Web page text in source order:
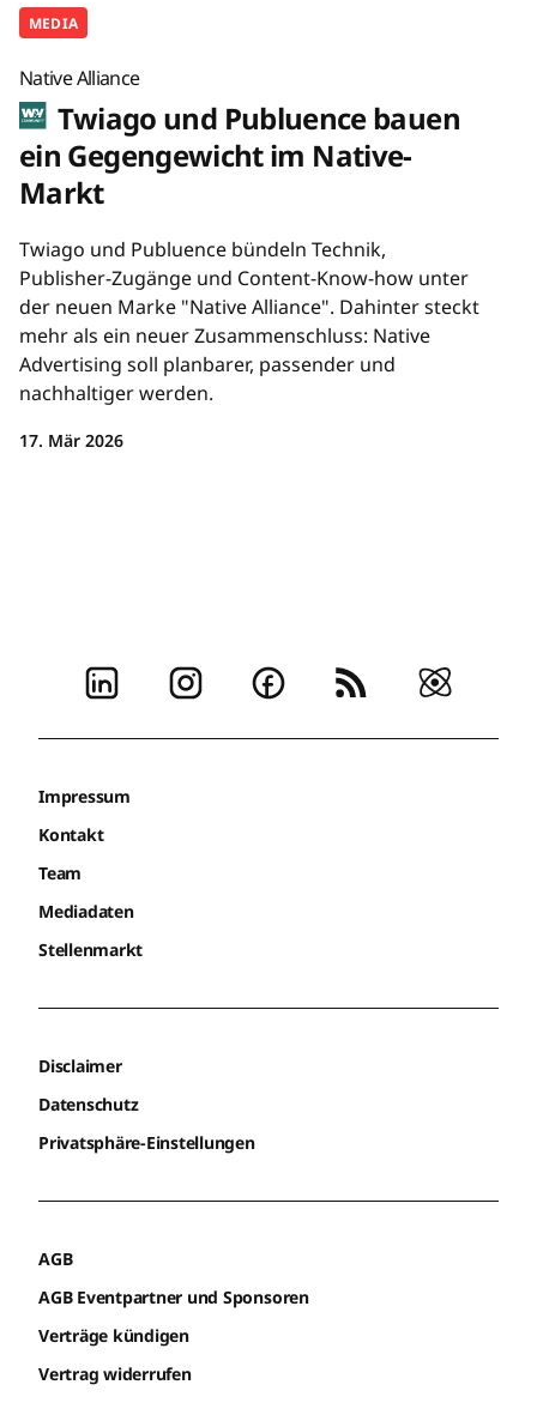
MEDIA
Native Alliance
Twiago und Publuence bauen
ein Gegengewicht im Native-
Markt
Twiago und Publuence bündeln Technik,
Publisher-Zugänge und Content-Know-how unter
der neuen Marke "Native Alliance". Dahinter steckt
mehr als ein neuer Zusammenschluss: Native
Advertising soll planbarer, passender und
nachhaltiger werden.
17. Mär 2026
Impressum
Kontakt
Team
Mediadaten
Stellenmarkt
Disclaimer
Datenschutz
Privatsphäre-Einstellungen
AGB
AGB Eventpartner und Sponsoren
Verträge kündigen
Vertrag widerrufen